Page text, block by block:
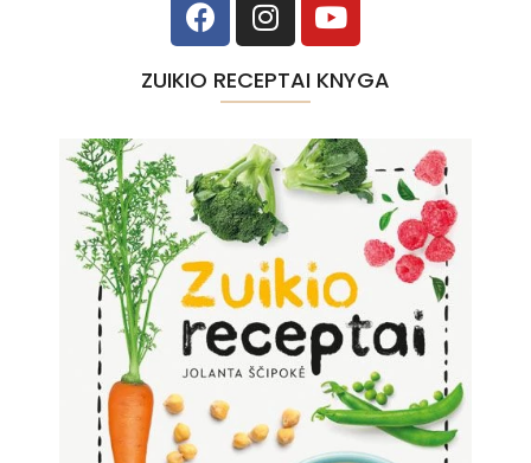
ZUIKIO RECEPTAI KNYGA